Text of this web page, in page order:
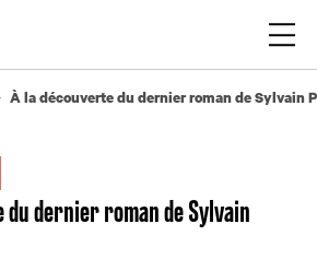
À la découverte du dernier roman de Sylvain
du dernier roman de Sylvain